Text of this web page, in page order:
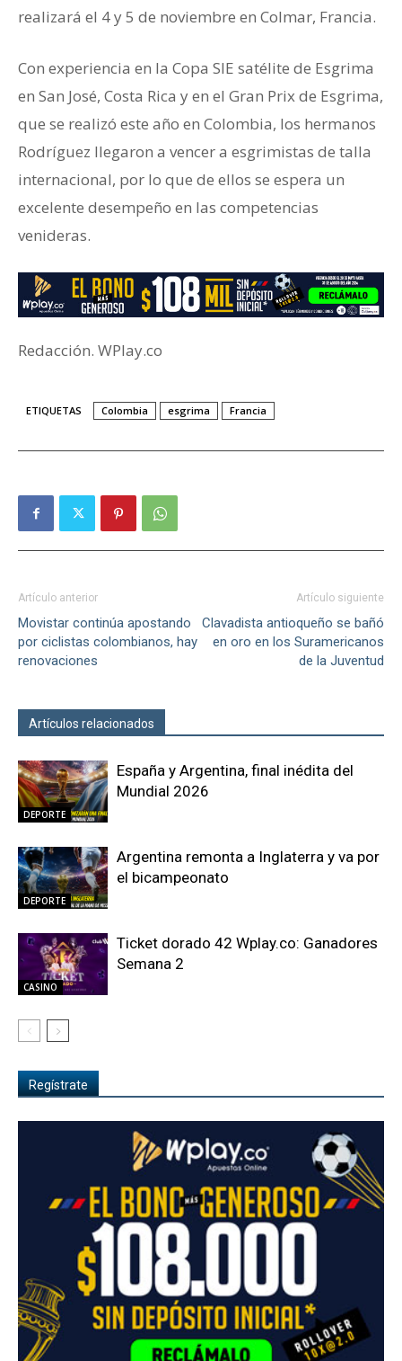
realizará el 4 y 5 de noviembre en Colmar, Francia.
Con experiencia en la Copa SIE satélite de Esgrima
en San José, Costa Rica y en el Gran Prix de Esgrima,
que se realizó este año en Colombia, los hermanos
Rodríguez llegaron a vencer a esgrimistas de talla
internacional, por lo que de ellos se espera un
excelente desempeño en las competencias
venideras.
Redacción. WPlay.co
ETIQUETAS Colombia esgrima Francia
Artículo anterior
Movistar continúa apostando
por ciclistas colombianos, hay
renovaciones
Artículo siguiente
Clavadista antioqueño se bañó
en oro en los Suramericanos
de la Juventud
Artículos relacionados
DEPORTE
España y Argentina, final inédita del
Mundial 2026
DEPORTE
Argentina remonta a Inglaterra y va por
el bicampeonato
CASINO
Ticket dorado 42 Wplay.co: Ganadores
Semana 2
Regístrate